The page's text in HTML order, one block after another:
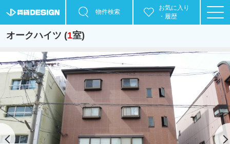
物件検索
お気に入り
・履歴
オークハイツ (1室)